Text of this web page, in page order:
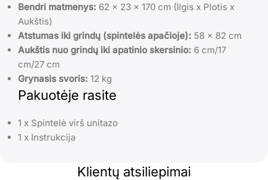
Bendri matmenys: 62 x 23 x 170 cm (Ilgis x Plotis x
Aukštis)
Atstumas iki grindų (spintelės apačioje): 58 x 82 cm
Aukštis nuo grindų iki apatinio skersinio: 6 cm/17
cm/27 cm
Grynasis svoris: 12 kg
Pakuotėje rasite
1 x Spintelė virš unitazo
1 x Instrukcija
Klientų atsiliepimai